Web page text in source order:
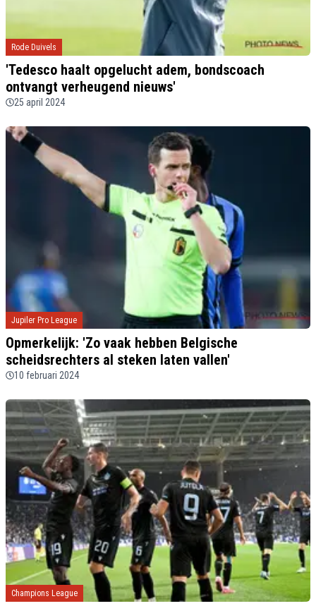
Rode Duivels
'Tedesco haalt opgelucht adem, bondscoach
ontvangt verheugend nieuws'
25 april 2024
Jupiler Pro League
Opmerkelijk: 'Zo vaak hebben Belgische
scheidsrechters al steken laten vallen'
10 februari 2024
Champions League